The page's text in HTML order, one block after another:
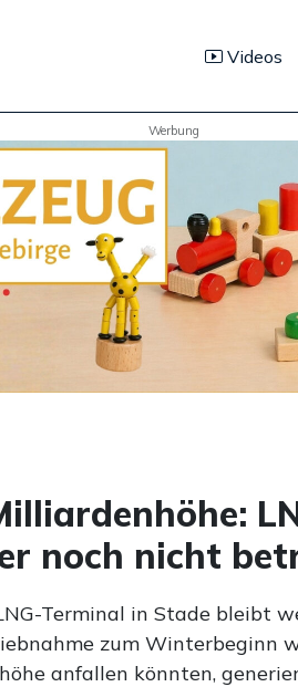
Videos
Werbung
noch nicht
Terminal in Stade bleibt
zum Winterbeginn
anfallen könnten,